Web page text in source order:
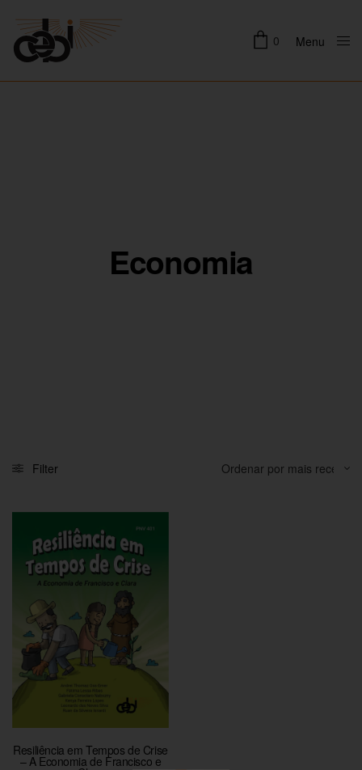
0 Menu
Economia
Filter
Resiliência em Tempos de Crise
– A Economia de Francisco e